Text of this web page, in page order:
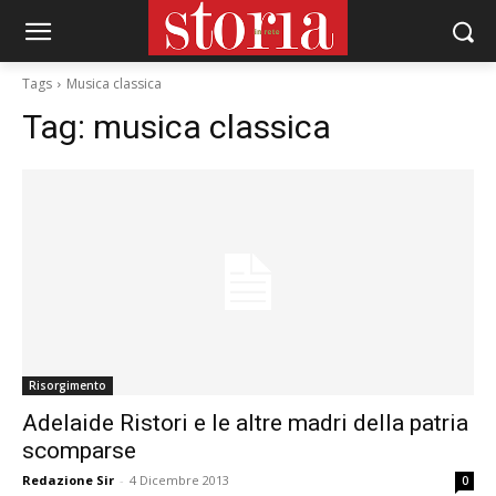
Tags Musica classica
Tag: musica classica
Risorgimento
Adelaide Ristori e le altre madri della patria
scomparse
Redazione Sir - 4 Dicembre 2013 0